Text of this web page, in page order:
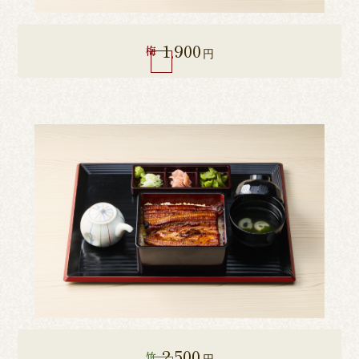
梅 1,900 円